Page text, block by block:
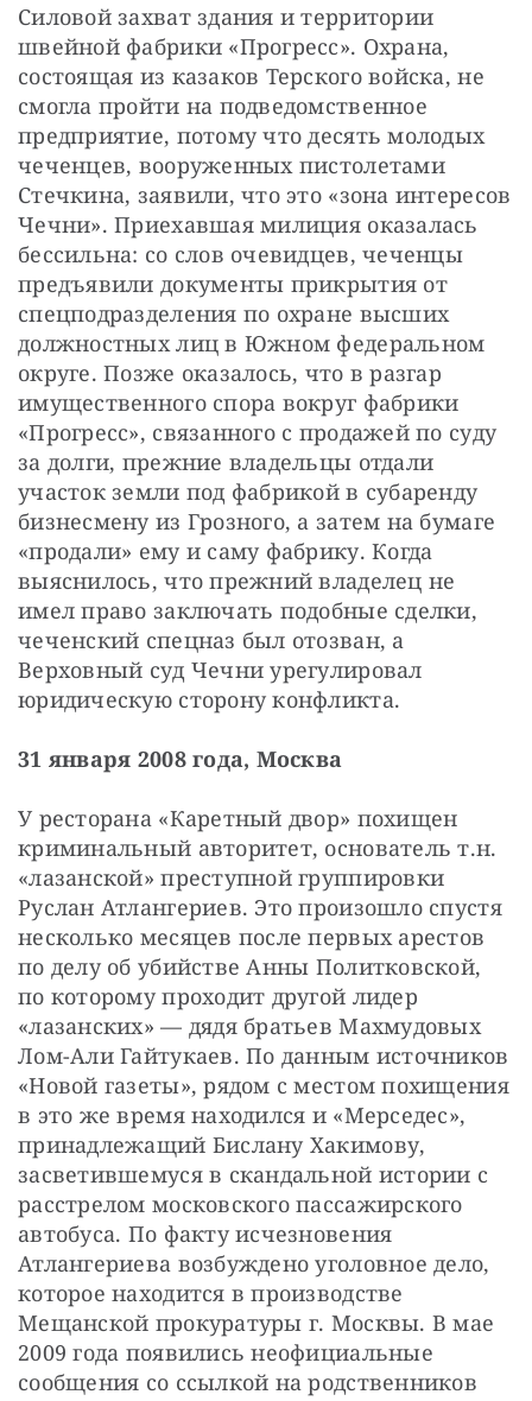
Силовой захват здания и территории
швейной фабрики «Прогресс». Охрана,
состоящая из казаков Терского войска, не
смогла пройти на подведомственное
предприятие, потому что десять молодых
чеченцев, вооруженных пистолетами
Стечкина, заявили, что это «зона интересов
Чечни». Приехавшая милиция оказалась
бессильна: со слов очевидцев, чеченцы
предъявили документы прикрытия от
спецподразделения по охране высших
должностных лиц в Южном федеральном
округе. Позже оказалось, что в разгар
имущественного спора вокруг фабрики
«Прогресс», связанного с продажей по суду
за долги, прежние владельцы отдали
участок земли под фабрикой в субаренду
бизнесмену из Грозного, а затем на бумаге
«продали» ему и саму фабрику. Когда
выяснилось, что прежний владелец не
имел право заключать подобные сделки,
чеченский спецназ был отозван, а
Верховный суд Чечни урегулировал
юридическую сторону конфликта.
31 января 2008 года, Москва
У ресторана «Каретный двор» похищен
криминальный авторитет, основатель т.н.
«лазанской» преступной группировки
Руслан Атлангериев. Это произошло спустя
несколько месяцев после первых арестов
по делу об убийстве Анны Политковской,
по которому проходит другой лидер
«лазанских» — дядя братьев Махмудовых
Лом-Али Гайтукаев. По данным источников
«Новой газеты», рядом с местом похищения
в это же время находился и «Мерседес»,
принадлежащий Бислану Хакимову,
засветившемуся в скандальной истории с
расстрелом московского пассажирского
автобуса. По факту исчезновения
Атлангериева возбуждено уголовное дело,
которое находится в производстве
Мещанской прокуратуры г. Москвы. В мае
2009 года появились неофициальные
сообщения со ссылкой на родственников